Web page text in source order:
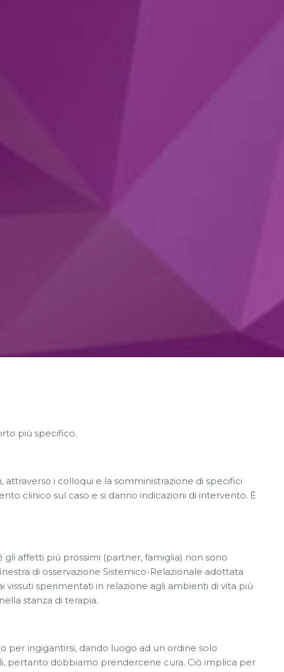
più specifico.
i colloqui e la somministrazione di specifici
clinico sul caso e si danno indicazioni di intervento. È
affetti più prossimi (partner, famiglia) non sono
di osservazione Sistemico-Relazionale adottata
sperimentati in relazione agli ambienti di vita più
stanza di terapia.
per ingigantirsi, dando luogo ad un ordine solo
pertanto dobbiamo prendercene cura. Ciò implica per